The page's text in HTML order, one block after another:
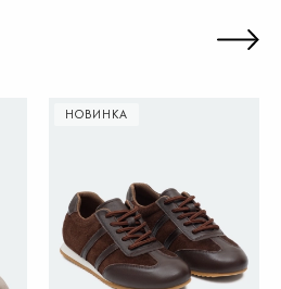
НОВИНКА